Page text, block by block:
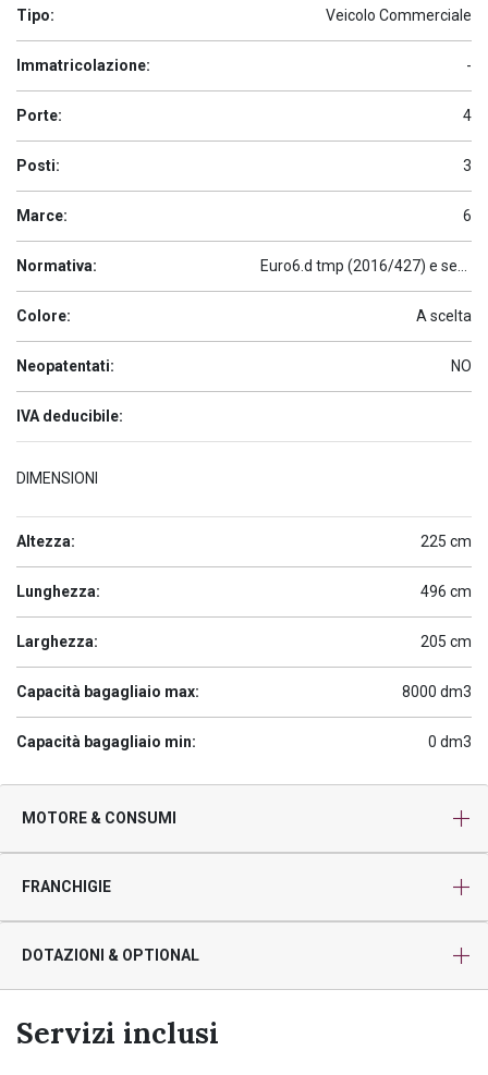
Tipo: Veicolo Commerciale
Immatricolazione: -
Porte: 4
Posti: 3
Marce: 6
Normativa:
Colore: A scelta
Neopatentati: NO
IVA deducibile:
DIMENSIONI
Altezza: 225 cm
Lunghezza: 496 cm
Larghezza: 205 cm
Capacità bagagliaio max: 8000 dm3
Capacità bagagliaio min: 0 dm3
MOTORE & CONSUMI
FRANCHIGIE
DOTAZIONI & OPTIONAL
Servizi inclusi